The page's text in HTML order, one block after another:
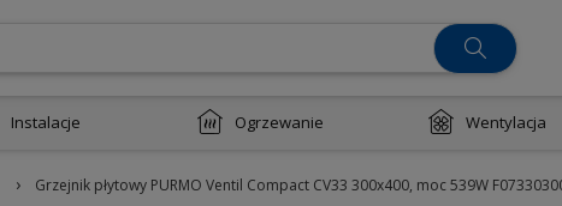
Instalacje Ogrzewanie Wentylacja
› Grzejnik płytowy PURMO Ventil Compact CV33 300x400, moc 539W